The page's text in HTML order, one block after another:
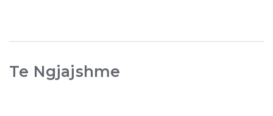
Te Ngjajshme